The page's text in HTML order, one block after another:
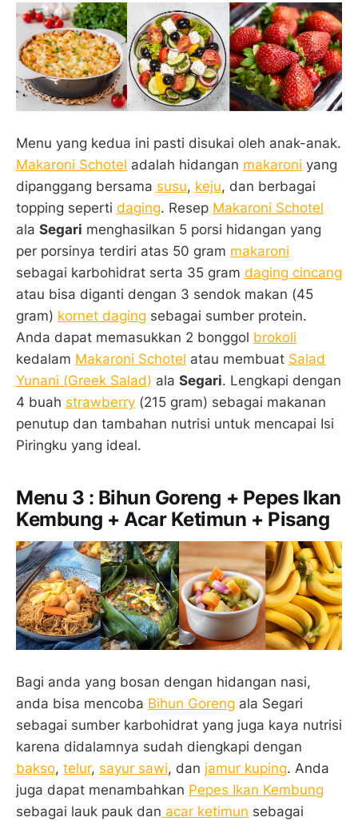
Menu yang kedua ini pasti disukai oleh anak-anak.
Makaroni Schotel adalah hidangan makaroni yang
dipanggang bersama susu, keju, dan berbagai
topping seperti daging. Resep Makaroni Schotel
ala Segari menghasilkan 5 porsi hidangan yang
per porsinya terdiri atas 50 gram makaroni
sebagai karbohidrat serta 35 gram daging cincang
atau bisa diganti dengan 3 sendok makan (45
gram) kornet daging sebagai sumber protein.
Anda dapat memasukkan 2 bonggol brokoli
kedalam Makaroni Schotel atau membuat Salad
Yunani (Greek Salad) ala Segari. Lengkapi dengan
4 buah strawberry (215 gram) sebagai makanan
penutup dan tambahan nutrisi untuk mencapai Isi
Piringku yang ideal.
Menu 3 : Bihun Goreng + Pepes Ikan
Kembung + Acar Ketimun + Pisang
Bagi anda yang bosan dengan hidangan nasi,
anda bisa mencoba Bihun Goreng ala Segari
sebagai sumber karbohidrat yang juga kaya nutrisi
karena didalamnya sudah diengkapi dengan
bakso, telur, sayur sawi, dan jamur kuping. Anda
juga dapat menambahkan Pepes Ikan Kembung
sebagai lauk pauk dan acar ketimun sebagai